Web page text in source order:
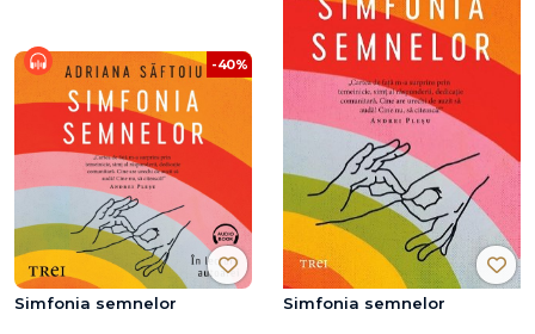
-40%
Simfonia semnelor Simfonia semnelor